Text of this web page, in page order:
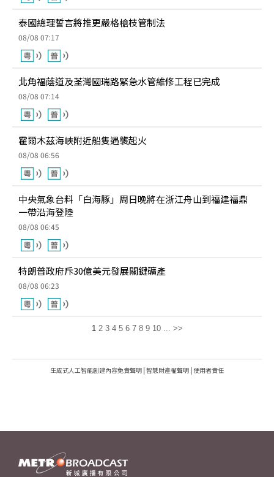
泰國總理誓言將推更嚴格槍枝管制法
08/08 07:17
北角福蔭道及荃灣國瑞路緊急水管維修工程已完成
08/08 07:14
霍爾木茲海峽附近船隻遇襲起火
08/08 06:56
中央氣象台料「白海豚」周日晚將在浙江舟山到福建福鼎
一帶沿海登陸
08/08 06:45
特朗普政府斥30億美元發展關鍵礦產
08/08 06:23
1 2 3 4 5 6 7 8 9 10 ... >>
生成式人工智能創建內容免責聲明 | 智慧財產權聲明 | 使用者責任